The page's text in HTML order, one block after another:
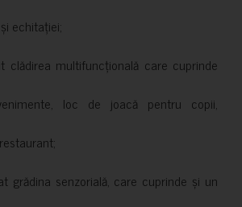
echitației;
clădirea multifuncțională care cuprinde
loc de joacă pentru copii,
grădina senzorială, care cuprinde și un